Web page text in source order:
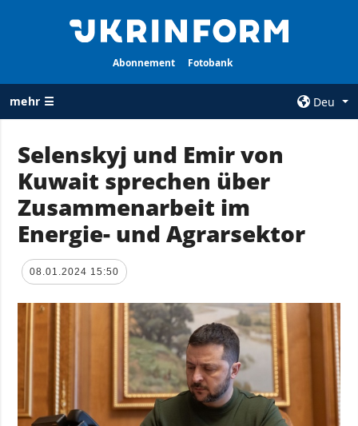
Abonnement Fotobank
mehr ☰
Deu
ALLE
Krieg
Wiederaufbau
der Ukraine
Politik
Wirtschaft
Militär
Gesellschaft und
Kultur
Sport
AGENTUR
Über uns
Kontakte
und zum Schutz
personenbezogener
Daten
Selenskyj und Emir von
Kuwait sprechen über
Zusammenarbeit im
Energie- und Agrarsektor
08.01.2024 15:50